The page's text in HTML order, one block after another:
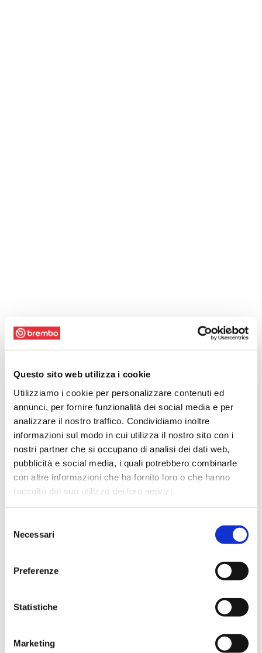
Questo sito web utilizza i cookie
Utilizziamo i cookie per personalizzare contenuti ed
annunci, per fornire funzionalità dei social media e per
analizzare il nostro traffico. Condividiamo inoltre
informazioni sul modo in cui utilizza il nostro sito con i
nostri partner che si occupano di analisi dei dati web,
pubblicità e social media, i quali potrebbero combinarle
con altre informazioni che ha fornito loro o che hanno
raccolto dal suo utilizzo dei loro servizi.
delNecessari
Preferenze
Statistiche
Marketing